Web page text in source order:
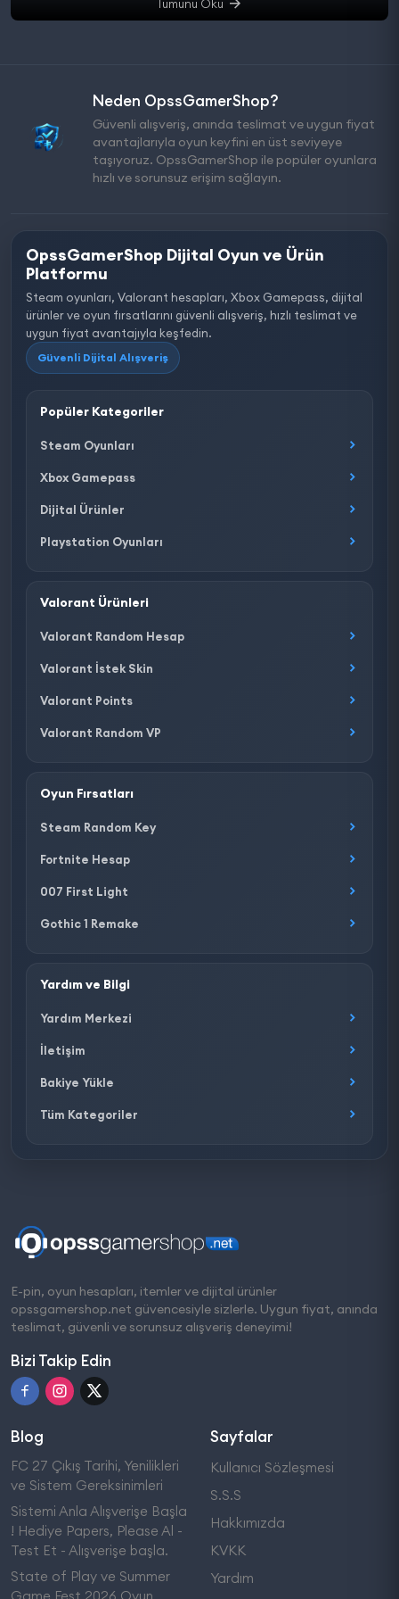
Tümünü Oku
Neden OpssGamerShop?
Güvenli alışveriş, anında teslimat ve uygun fiyat
avantajlarıyla oyun keyfini en üst seviyeye
taşıyoruz. OpssGamerShop ile popüler oyunlara
hızlı ve sorunsuz erişim sağlayın.
OpssGamerShop Dijital Oyun ve Ürün
Platformu
Steam oyunları, Valorant hesapları, Xbox Gamepass, dijital
ürünler ve oyun fırsatlarını güvenli alışveriş, hızlı teslimat ve
uygun fiyat avantajıyla keşfedin.
Güvenli Dijital Alışveriş
Popüler Kategoriler
Steam Oyunları
Xbox Gamepass
Dijital Ürünler
Playstation Oyunları
Valorant Ürünleri
Valorant Random Hesap
Valorant İstek Skin
Valorant Points
Valorant Random VP
Oyun Fırsatları
Steam Random Key
Fortnite Hesap
007 First Light
Gothic 1 Remake
Yardım ve Bilgi
Yardım Merkezi
İletişim
Bakiye Yükle
Tüm Kategoriler
E-pin, oyun hesapları, itemler ve dijital ürünler
opssgamershop.net güvencesiyle sizlerle. Uygun fiyat, anında
teslimat, güvenli ve sorunsuz alışveriş deneyimi!
Bizi Takip Edin
Blog
FC 27 Çıkış Tarihi, Yenilikleri
ve Sistem Gereksinimleri
Sistemi Anla Alışverişe Başla
! Hediye Papers, Please Al -
Test Et - Alışverişe başla.
State of Play ve Summer
Sayfalar
Kullanıcı Sözleşmesi
S.S.S
Hakkımızda
KVKK
Yardım